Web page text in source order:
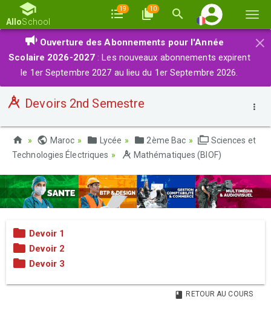
la
AlloSchool
19 10
×
Ouverture des Abonnements pour l'Année
Scolaire 2026-2027 : Les nouveaux abonnements expirent
le 1er Septembre 2027 au lieu du 1er Septembre 2026.
Devoirs 2nd Semestre
Maroc Lycée 2ème Bac
Sciences et
Technologies Électriques
Mathématiques (BIOF)
Devoir 1
Devoir 2
Devoir 3
RETOUR AU COURS